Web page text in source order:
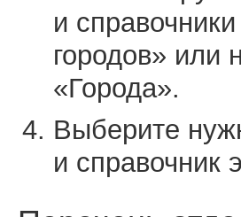
и
городов» или
«Города».
Выберите
и справочник